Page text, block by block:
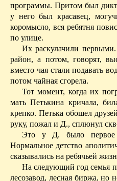
программы. Притом был
у него был красавец,
коромысло, вся ребятня
по улице.
Их раскулачили
район, а потом, говорят,
вместо чая стали подавать
потом чайная сгорела.
Тот момент, когда их
мать Петькина кричала,
крепко. Петька обошел
руку, пожал и Д., сплюнул
Это у Д. было первое
Нормальное детство
сказывались на ребячьей
На следующий год семья
лесозавод, лесная биржа, но